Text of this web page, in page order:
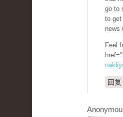
go to
to get
news
Feel
href="
回复